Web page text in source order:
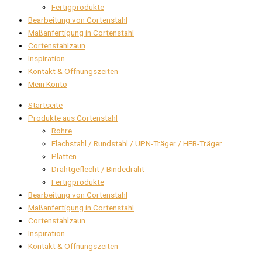
Fertigprodukte
Bearbeitung von Cortenstahl
Maßanfertigung in Cortenstahl
Cortenstahlzaun
Inspiration
Kontakt & Öffnungszeiten
Mein Konto
Startseite
Produkte aus Cortenstahl
Rohre
Flachstahl / Rundstahl / UPN-Träger / HEB-Träger
Platten
Drahtgeflecht / Bindedraht
Fertigprodukte
Bearbeitung von Cortenstahl
Maßanfertigung in Cortenstahl
Cortenstahlzaun
Inspiration
Kontakt & Öffnungszeiten